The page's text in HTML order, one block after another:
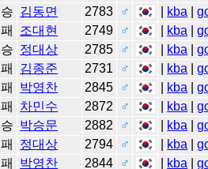
승 김동면 2783 ♂ kba |
패 조대현 2749 ♂ kba |
승 정대상 2785 ♂ kba |
패 김종준 2731 ♂ kba |
패 박영찬 2845 ♂ kba |
패 차민수 2872 ♂ kba |
승 박승문 2882 ♂ kba |
패 정대상 2794 ♂ kba |
패 박영찬 2844 ♂ kba |